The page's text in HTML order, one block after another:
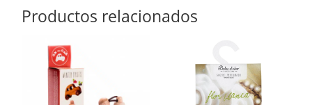
Productos relacionados